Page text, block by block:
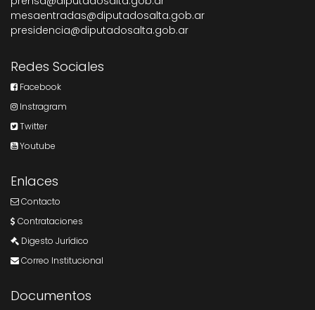
mesaentradas@diputadosalta.gob.ar
presidencia@diputadosalta.gob.ar
Redes Sociales
Facebook
Instragram
Twitter
Youtube
Enlaces
Contacto
Contrataciones
Digesto Jurídico
Correo Institucional
Documentos